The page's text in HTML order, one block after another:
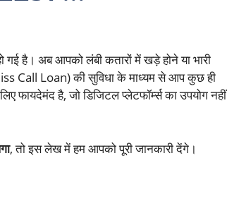
है। अब आपको लंबी कतारों में खड़े होने या भारी
Call Loan) की सुविधा के माध्यम से आप कुछ ही
फायदेमंद है, जो डिजिटल प्लेटफॉर्म्स का उपयोग नहीं
, तो इस लेख में हम आपको पूरी जानकारी देंगे।